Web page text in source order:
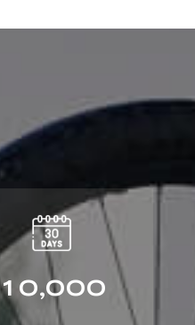
1 0,000